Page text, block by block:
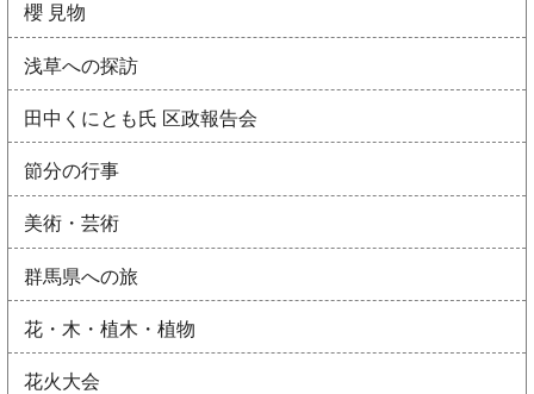
櫻 見物
浅草への探訪
田中くにとも氏 区政報告会
節分の行事
美術・芸術
群馬県への旅
花・木・植木・植物
花火大会